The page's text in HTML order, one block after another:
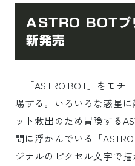
ASTRO BOTプ
新発売
「ASTRO BOT」をモチ
場する。いろいろな惑星
ット救出のため冒険する
間に浮かんでいる「
ジナルのピクセル文字で